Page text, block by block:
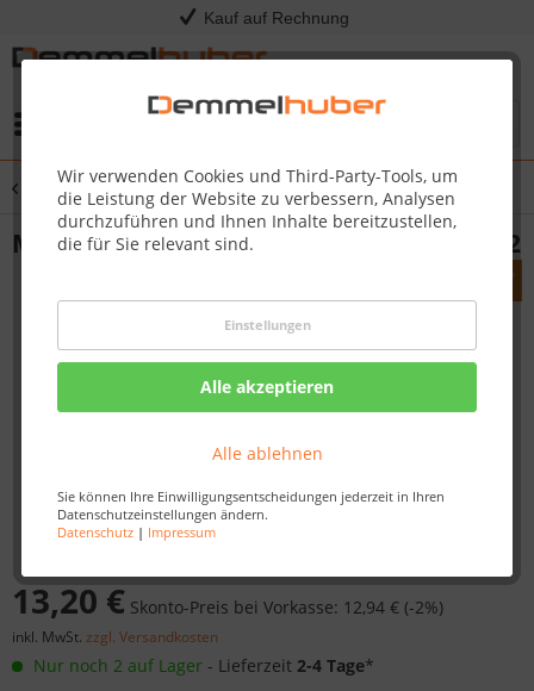
Kauf auf Rechnung
Wir verwenden Cookies und Third-Party-Tools, um
die Leistung der Website zu verbessern, Analysen
durchzuführen und Ihnen Inhalte bereitzustellen,
die für Sie relevant sind.
Einstellungen
Alle akzeptieren
Alle ablehnen
Sie können Ihre Einwilligungsentscheidungen jederzeit in Ihren
Datenschutzeinstellungen ändern.
Datenschutz| Impressum
Übersicht Mähfäden
Mähfäden Fadenspule, 1,6mm, für FSE 52
13,20 € Skonto-Preis bei Vorkasse: 12,94 € (-2%)
inkl. MwSt. zzgl. Versandkosten
Nur noch 2 auf Lager - Lieferzeit 2-4 Tage*